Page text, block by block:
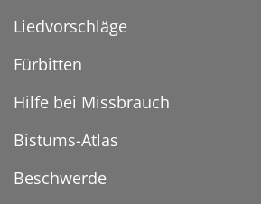
Liedvorschläge
Fürbitten
Hilfe bei Missbrauch
Bistums-Atlas
Beschwerde